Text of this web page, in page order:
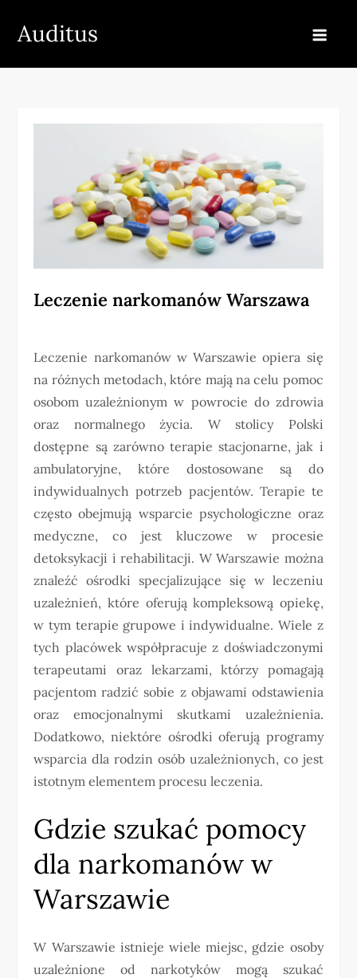
Auditus
Leczenie narkomanów Warszawa
Leczenie narkomanów w Warszawie opiera się
na różnych metodach, które mają na celu pomoc
osobom uzależnionym w powrocie do zdrowia
oraz normalnego życia. W stolicy Polski
dostępne są zarówno terapie stacjonarne, jak i
ambulatoryjne, które dostosowane są do
indywidualnych potrzeb pacjentów. Terapie te
często obejmują wsparcie psychologiczne oraz
medyczne, co jest kluczowe w procesie
detoksykacji i rehabilitacji. W Warszawie można
znaleźć ośrodki specjalizujące się w leczeniu
uzależnień, które oferują kompleksową opiekę,
w tym terapie grupowe i indywidualne. Wiele z
tych placówek współpracuje z doświadczonymi
terapeutami oraz lekarzami, którzy pomagają
pacjentom radzić sobie z objawami odstawienia
oraz emocjonalnymi skutkami uzależnienia.
Dodatkowo, niektóre ośrodki oferują programy
wsparcia dla rodzin osób uzależnionych, co jest
istotnym elementem procesu leczenia.
Gdzie szukać pomocy
dla narkomanów w
Warszawie
W Warszawie istnieje wiele miejsc, gdzie osoby
uzależnione od narkotyków mogą szukać